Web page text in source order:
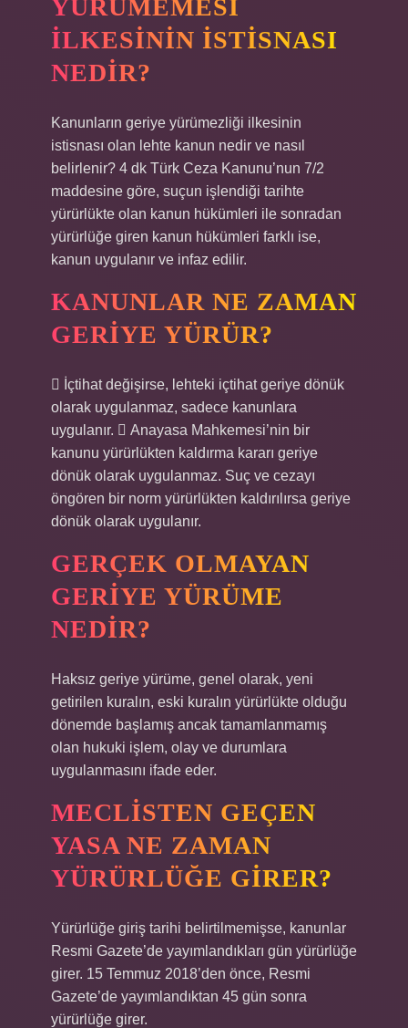
YÜRÜMEMESI
ILKESININ ISTISNASI
NEDIR?
Kanunların geriye yürümezliği ilkesinin
istisnası olan lehte kanun nedir ve nasıl
belirlenir? 4 dk Türk Ceza Kanunu’nun 7/2
maddesine göre, suçun işlendiği tarihte
yürürlükte olan kanun hükümleri ile sonradan
yürürlüğe giren kanun hükümleri farklı ise,
kanun uygulanır ve infaz edilir.
KANUNLAR NE ZAMAN
GERIYE YÜRÜR?
 İçtihat değişirse, lehteki içtihat geriye dönük
olarak uygulanmaz, sadece kanunlara
uygulanır.  Anayasa Mahkemesi’nin bir
kanunu yürürlükten kaldırma kararı geriye
dönük olarak uygulanmaz. Suç ve cezayı
öngören bir norm yürürlükten kaldırılırsa geriye
dönük olarak uygulanır.
GERÇEK OLMAYAN
GERIYE YÜRÜME
NEDIR?
Haksız geriye yürüme, genel olarak, yeni
getirilen kuralın, eski kuralın yürürlükte olduğu
dönemde başlamış ancak tamamlanmamış
olan hukuki işlem, olay ve durumlara
uygulanmasını ifade eder.
MECLISTEN GEÇEN
YASA NE ZAMAN
YÜRÜRLÜĞE GIRER?
Yürürlüğe giriş tarihi belirtilmemişse, kanunlar
Resmi Gazete’de yayımlandıkları gün yürürlüğe
girer. 15 Temmuz 2018’den önce, Resmi
Gazete’de yayımlandıktan 45 gün sonra
yürürlüğe girer.